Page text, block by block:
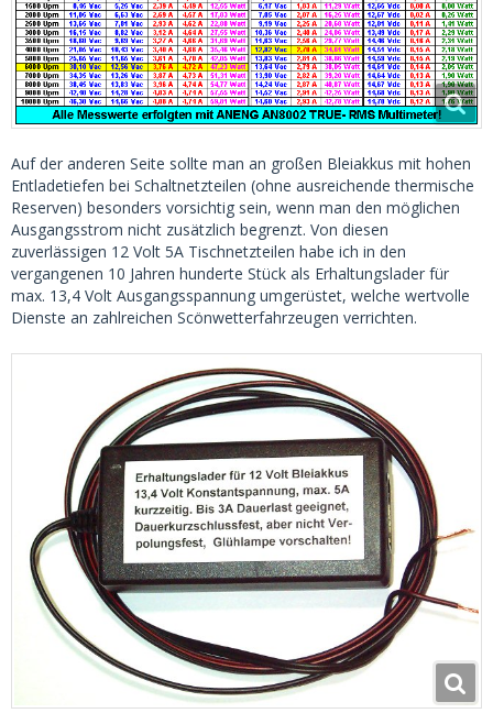
Auf der anderen Seite sollte man an großen Bleiakkus mit hohen
Entladetiefen bei Schaltnetzteilen (ohne ausreichende thermische
Reserven) besonders vorsichtig sein, wenn man den möglichen
Ausgangsstrom nicht zusätzlich begrenzt. Von diesen
zuverlässigen 12 Volt 5A Tischnetzteilen habe ich in den
vergangenen 10 Jahren hunderte Stück als Erhaltungslader für
max. 13,4 Volt Ausgangsspannung umgerüstet, welche wertvolle
Dienste an zahlreichen Scönwetterfahrzeugen verrichten.